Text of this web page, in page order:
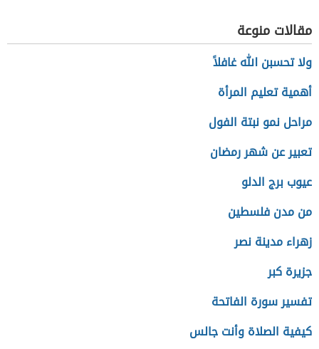
مقالات منوعة
ولا تحسبن الله غافلاً
أهمية تعليم المرأة
مراحل نمو نبتة الفول
تعبير عن شهر رمضان
عيوب برج الدلو
من مدن فلسطين
زهراء مدينة نصر
جزيرة كبر
تفسير سورة الفاتحة
كيفية الصلاة وأنت جالس